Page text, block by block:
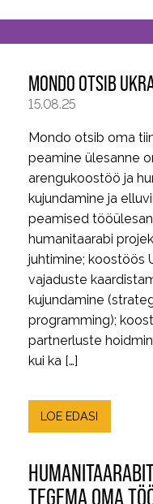
MONDO OTSIB
15.08.25
Mondo otsib oma
peamine ülesanne
arengukoostöö ja
kujundamine ja
peamised
humanitaarabi
juhtimine; koostöös
vajaduste
kujundamine
programming);
partnerluste
kui ka […]
LOE EDASI
TEGEMA OMA